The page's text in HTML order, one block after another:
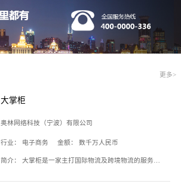
更多>
大掌柜
奥林网络科技（宁波）有限公司
行业： 电子商务 金额： 数千万人民币
简介： 大掌柜是一家主打国际物流及跨境物流的服务云平台，致力于帮助全球国际物流企业在互联网上建立自己的平台，核心产品包括运价通、生意通、业务通、订舱通、招财通等，奥林网络科技（宁波）有限公司旗下产品。